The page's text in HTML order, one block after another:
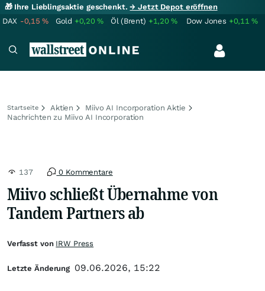
🎁 Ihre Lieblingsaktie geschenkt.→ Jetzt Depot eröffnen
DAX -0,15% Gold +0,20% Öl (Brent) +1,20% Dow Jones +0,11%
Startseite Aktien
Miivo AI Incorporation Aktie
Nachrichten zu Miivo AI Incorporation
137 0 Kommentare
Miivo schließt Übernahme von
Tandem Partners ab
Verfasst von IRW Press
Letzte Änderung 09.06.2026, 15:22